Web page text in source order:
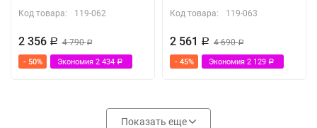
Код товара: 119-062
2 356 Р 4 790Р
- 50% Экономия 2 434 Р
Код товара: 119-063
2 561 Р 4 690Р
- 45% Экономия 2 129 Р
Показать еще